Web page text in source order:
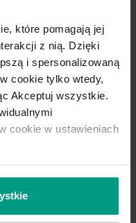
które pomagają jej
z nią. Dzięki
i spersonalizowaną
cookie tylko wtedy,
Akceptuj wszystkie.
cookie w ustawieniach
monitora.